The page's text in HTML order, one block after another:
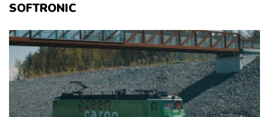
KÖZÚT
REPÜLÉS
KÖZLEKEDÉSFEJLESZTÉS
SOFTRONIC